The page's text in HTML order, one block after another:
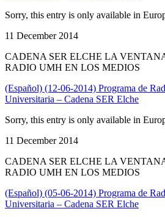
Sorry, this entry is only available in
11 December 2014
CADENA SER ELCHE LA
RADIO UMH EN LOS MEDIOS
(Español) (12-06-2014) Programa de
Universitaria – Cadena SER Elche
Sorry, this entry is only available in
11 December 2014
CADENA SER ELCHE LA
RADIO UMH EN LOS MEDIOS
(Español) (05-06-2014) Programa de
Universitaria – Cadena SER Elche